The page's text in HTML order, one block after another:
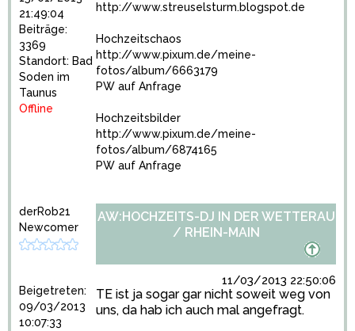
21:49:04
Beiträge:
3369
Standort: Bad
Soden im
Taunus
Offline
http://www.streuselsturm.blogspot.de
Hochzeitschaos
http://www.pixum.de/meine-
fotos/album/6663179
PW auf Anfrage
Hochzeitsbilder
http://www.pixum.de/meine-
fotos/album/6874165
PW auf Anfrage
derRob21
Newcomer
Beigetreten:
09/03/2013
10:07:33
AW:HOCHZEITS-DJ IN DER WETTERAU
/ RHEIN-MAIN
11/03/2013 22:50:06
TE ist ja sogar gar nicht soweit weg von
uns, da hab ich auch mal angefragt.